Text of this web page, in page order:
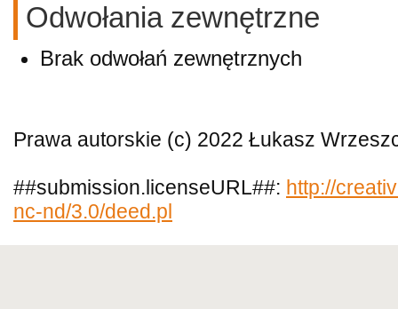
Odwołania zewnętrzne
Brak odwołań zewnętrznych
Prawa autorskie (c) 2022 Łukasz
##submission.licenseURL##: http://
nc-nd/3.0/deed.pl